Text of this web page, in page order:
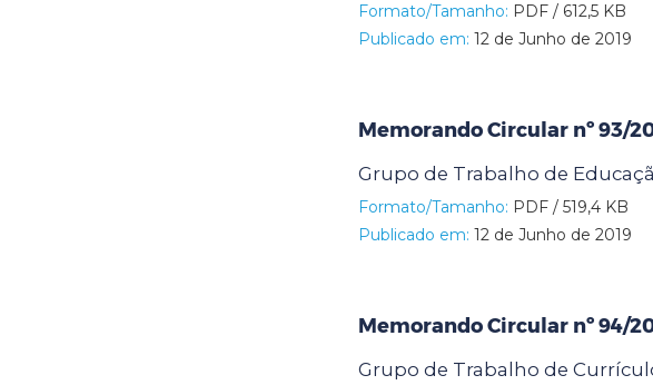
Formato/Tamanho: PDF / 612,5 KB
Publicado em: 12 de Junho de 2019
Memorando Circular nº 93/
Grupo de Trabalho de
Formato/Tamanho: PDF / 519,4 KB
Publicado em: 12 de Junho de 2019
Memorando Circular nº 94/
Grupo de Trabalho de